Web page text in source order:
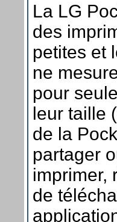
La LG
des
petites et
ne
pour
leur taille
de la
partager
imprimer,
de